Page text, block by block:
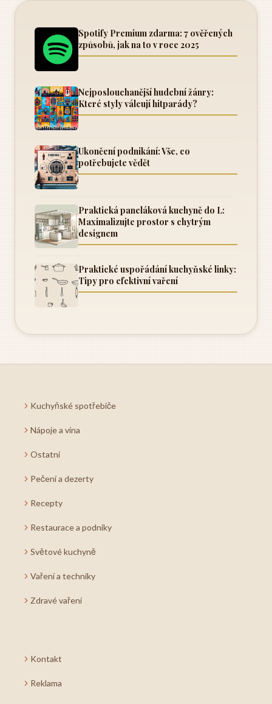
Spotify Premium zdarma: 7 ověřených
způsobů, jak na to v roce 2025
Nejposlouchanější hudební žánry:
Které styly válcují hitparády?
Ukončení podnikání: Vše, co
potřebujete vědět
Praktická paneláková kuchyně do L:
Maximalizujte prostor s chytrým
designem
Praktické uspořádání kuchyňské linky:
Tipy pro efektivní vaření
Kuchyňské spotřebiče
Nápoje a vína
Ostatní
Pečení a dezerty
Recepty
Restaurace a podniky
Světové kuchyně
Vaření a techniky
Zdravé vaření
Kontakt
Reklama